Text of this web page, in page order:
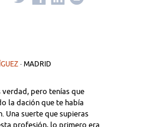
· MADRID
verdad, pero tenías que
la dación que te había
Una suerte que supieras
profesión, lo primero era